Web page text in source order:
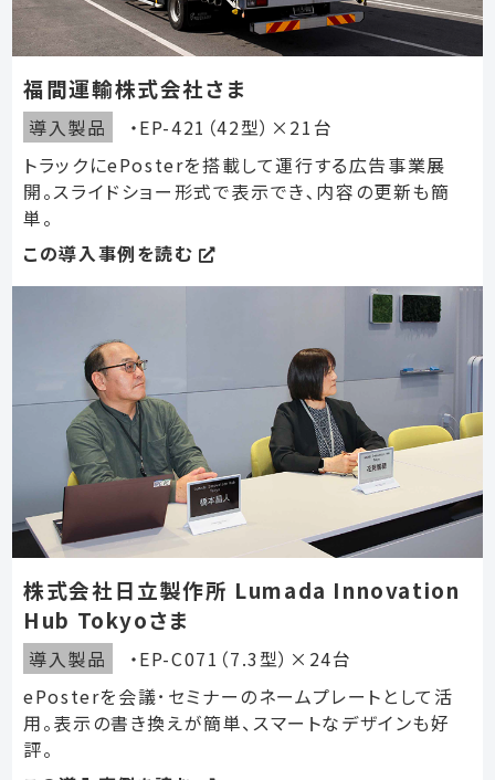
福間運輸株式会社さま
導入製品
・EP-421（42型）×21台
トラックにePosterを搭載して運行する広告事業展
開。スライドショー形式で表示でき､内容の更新も簡
単。
この導入事例を読む
株式会社日立製作所 Lumada Innovation
Hub Tokyoさま
導入製品
・EP-C071（7.3型）×24台
ePosterを会議･セミナーのネームプレートとして活
用。表示の書き換えが簡単、スマートなデザインも好
評。